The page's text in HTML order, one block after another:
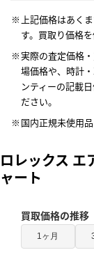
上記価格はあく
す。買取り価格
実際の査定価格
場価格や、時計
ンティーの記載
ださい。
国内正規未使用
ロレックス
ャート
買取価格の推移
1ヶ月